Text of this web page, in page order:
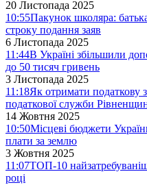
20 Листопада 2025
10:55Пакунок школяра:
строку подання заяв
6 Листопада 2025
11:44В Україні збільшили
до 50 тисяч гривень
3 Листопада 2025
11:18Як отримати податкову
податкової служби
14 Жовтня 2025
10:50Місцеві бюджети
плати за землю
3 Жовтня 2025
11:07ТОП-10
році